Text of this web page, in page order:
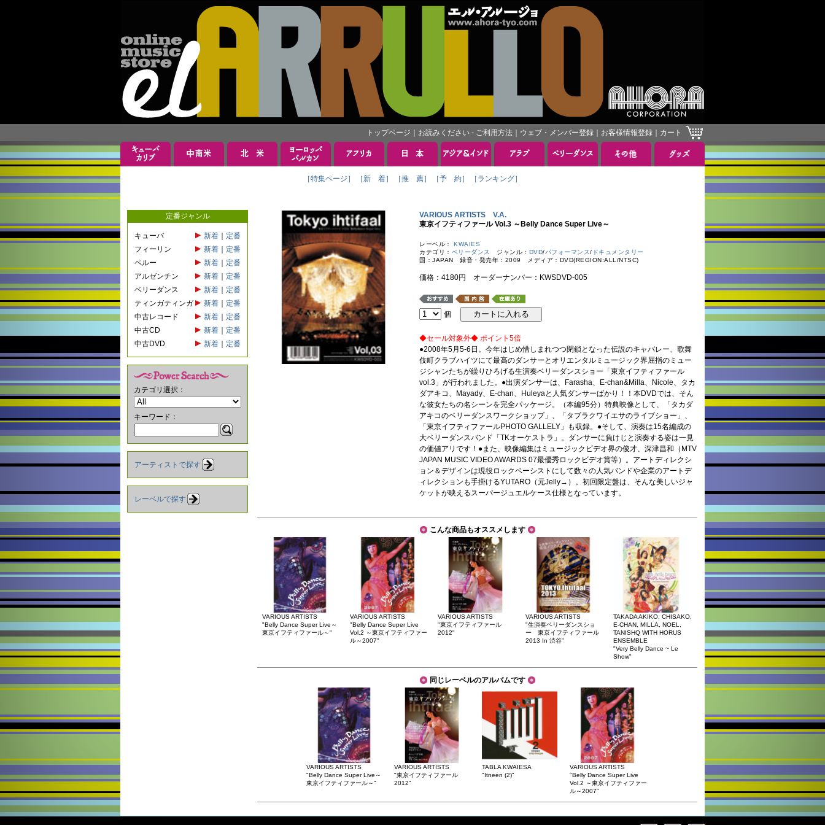
トップページ お読みください - ご利用方法 ウェブ・メンバー登録 お客様情報登録 カート
［特集ページ］ ［新 着］ ［推 薦］ ［予 約］ ［ランキング］
定番ジャンル
キューバ 新着
定番
フィーリン
新着
定番
ペルー
新着
定番
アルゼンチン
新着
定番
ベリーダンス
新着
定番
ティンガティンガ
新着
定番
中古レコード
新着
定番
中古CD
新着
定番
中古DVD
新着 定番
カテゴリ選択：
キーワード：
アーティストで探す
レーベルで探す
VARIOUS ARTISTS V.A.
東京イフティファール Vol.3 ～Belly Dance Super Live～
レーベル： KWAIES
カテゴリ： ベリーダンス ジャンル： DVD/パフォーマンス/ ドキュメンタリー
国：JAPAN 録音・発売年：2009 メディア：DVD(REGION:ALL/NTSC)
価格：4180円 オーダーナンバー：KWSDVD-005
個
◆セール対象外◆ ポイント5倍
●2008年5月5-6日。今年はじめ惜しまれつつ閉鎖となった伝説のキャバレー、歌舞
伎町クラブハイツにて最高のダンサーとオリエンタルミュージック界屈指のミュー
ジシャンたちが繰りひろげる生演奏ベリーダンスショー「東京イフティファール
vol.3」が行われました。 ●出演ダンサーは、Farasha、E-chan&Milla、Nicole、タカ
ダアキコ、Mayady、E-chan、Huleyaと人気ダンサーばかり！！本DVDでは、そん
な彼女たちの名シーンを完全パッケージ。（本編95分）特典映像として、「タカダ
アキコのベリーダンスワークショップ」、「タブラクワイエサのライブショー」、
「東京イフティファールPHOTO GALLELY」も収録。 ●そして、演奏は15名編成の
大ベリーダンスバンド「TKオーケストラ」。ダンサーに負けじと演奏する姿は一見
の価値アリです！ ●また、映像編集はミュージックビデオ界の俊才、深津昌和（MTV
JAPAN MUSIC VIDEO AWARDS 07最優秀ロックビデオ賞等）。アートディレクシ
ョン＆デザインは現役ロックベーシストにして数々の人気バンドや企業のアートデ
ィレクションも手掛けるYUTARO（元Jelly→）。初回限定盤は、そんな美しいジャ
ケットが映えるスーパージュエルケース仕様となっています。
こんな商品もオススメします
VARIOUS ARTISTS
"Belly Dance Super Live～
東京イフティファール～"
VARIOUS ARTISTS
"Belly Dance Super Live
Vol.2 ～東京イフティファー
ル～2007"
VARIOUS ARTISTS
"東京イフティファール
2012"
VARIOUS ARTISTS
"生演奏ベリーダンスショ
ー 東京イフティファール
2013 In 渋谷"
TAKADA AKIKO, CHISAKO,
E-CHAN, MILLA, NOEL,
TANISHQ WITH HORUS
ENSEMBLE
"Very Belly Dance ~ Le
Show"
同じレーベルのアルバムです
VARIOUS ARTISTS
"Belly Dance Super Live～
東京イフティファール～"
VARIOUS ARTISTS
"東京イフティファール
2012"
TABLA KWAIESA
"Itneen (2)"
VARIOUS ARTISTS
"Belly Dance Super Live
Vol.2 ～東京イフティファー
ル～2007"